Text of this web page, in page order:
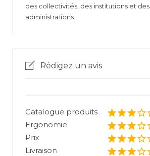
des collectivités, des institutions et des
administrations.
Rédigez un avis
Catalogue produits
Ergonomie
Prix
Livraison